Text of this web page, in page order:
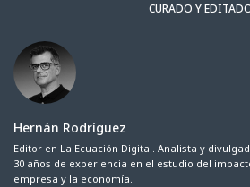
CURADO Y
Hernán Rodríguez
Editor en La Ecuación Digital. Analista y
30 años de experiencia en el estudio del
empresa y la economía.